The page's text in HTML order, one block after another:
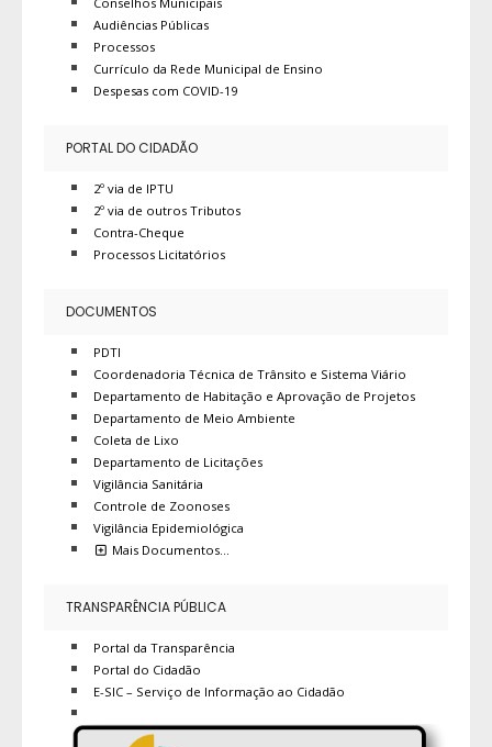
Audiências Públicas
Processos
Currículo da Rede Municipal de Ensino
Despesas com COVID-19
PORTAL DO CIDADÃO
2º via de IPTU
2º via de outros Tributos
Contra-Cheque
Processos Licitatórios
DOCUMENTOS
PDTI
Coordenadoria Técnica de Trânsito e Sistema Viário
Departamento de Habitação e Aprovação de Projetos
Departamento de Meio Ambiente
Coleta de Lixo
Departamento de Licitações
Vigilância Sanitária
Controle de Zoonoses
Vigilância Epidemiológica
Mais Documentos…
TRANSPARÊNCIA PÚBLICA
Portal da Transparência
Portal do Cidadão
E-SIC – Serviço de Informação ao Cidadão